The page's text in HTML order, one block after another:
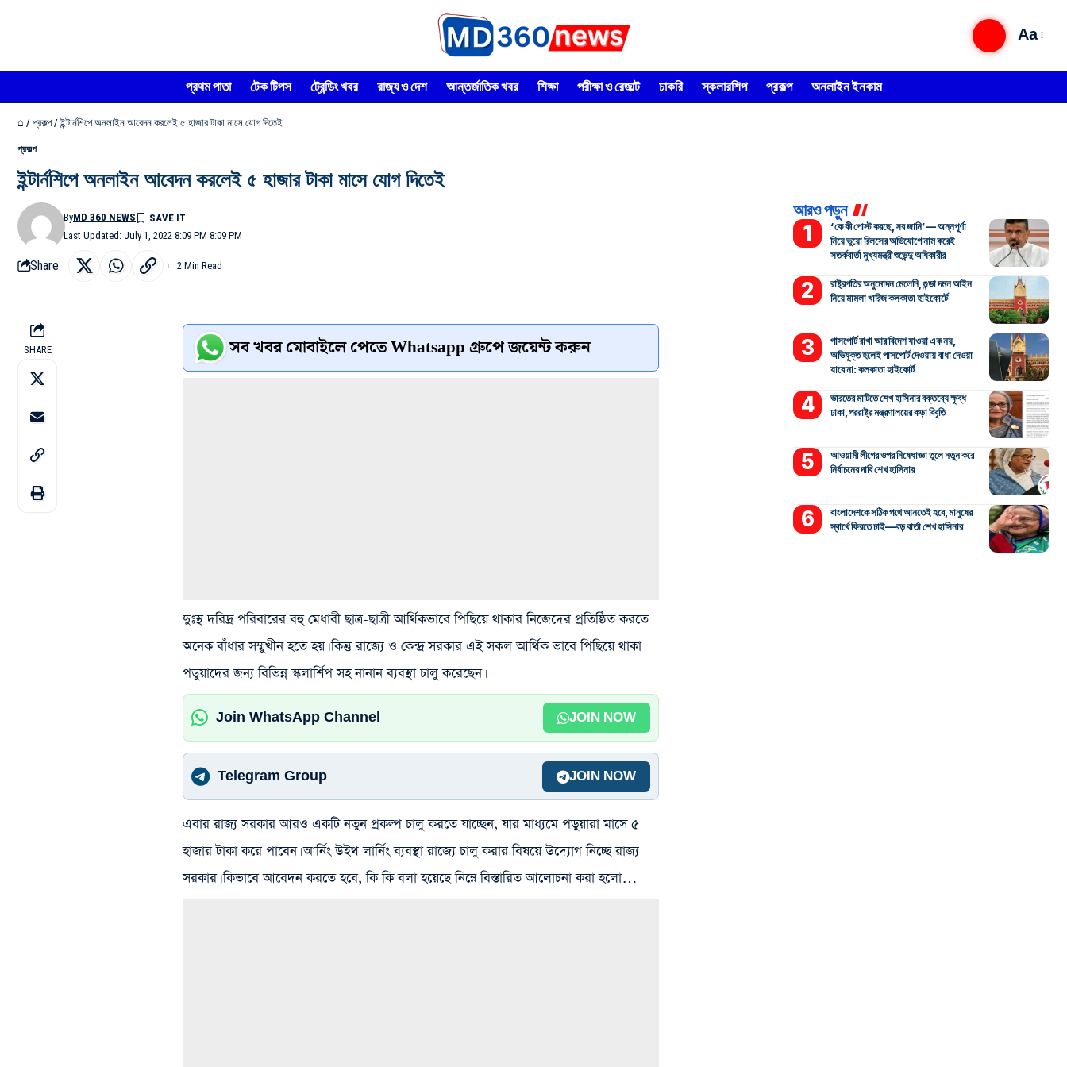
Aa
প্রথম পাতা টেক টিপস ট্রেন্ডিং খবর রাজ্য ও দেশ আন্তর্জাতিক খবর শিক্ষা পরীক্ষা ও রেজাল্ট চাকরি স্কলারশিপ প্রকল্প অনলাইন ইনকাম
⌂ / প্রকল্প/ইন্টার্নশিপে অনলাইন আবেদন করলেই ৫ হাজার টাকা মাসে যোগ দিতেই
প্রকল্প
ইন্টার্নশিপে অনলাইন আবেদন করলেই ৫ হাজার টাকা মাসে যোগ দিতেই
Last Updated: July 1, 2022 8:09 PM 8:09 PM
ByMD 360 NEWS
Share 2 Min Read
SHARE সব খবর মোবাইলে পেতে Whatsapp গ্রুপে জয়েন্ট করুন
দুঃস্থ দরিদ্র পরিবারের বহু মেধাবী ছাত্র-ছাত্রী আর্থিকভাবে পিছিয়ে থাকার নিজেদের প্রতিষ্ঠিত করতে
অনেক বাঁধার সম্মুখীন হতে হয়। কিন্তু রাজ্যে ও কেন্দ্র সরকার এই সকল আর্থিক ভাবে পিছিয়ে থাকা
পড়ুয়াদের জন্য বিভিন্ন স্কলার্শিপ সহ নানান ব্যবস্থা চালু করেছেন।
Join WhatsApp Channel JOIN NOW
Telegram Group JOIN NOW
এবার রাজ্য সরকার আরও একটি নতুন প্রকল্প চালু করতে যাচ্ছেন, যার মাধ্যমে পড়ুয়ারা মাসে ৫
হাজার টাকা করে পাবেন। আর্নিং উইথ লার্নিং ব্যবস্থা রাজ্যে চালু করার বিষয়ে উদ্যোগ নিচ্ছে রাজ্য
সরকার। কিভাবে আবেদন করতে হবে, কি কি বলা হয়েছে নিম্নে বিস্তারিত আলোচনা করা হলো…
আরও পড়ুন
‘কে কী পোস্ট করছে, সব জানি’— অন্নপূর্ণা
নিয়ে ভুয়ো রিলসের অভিযোগে নাম করেই
সতর্কবার্তা মুখ্যমন্ত্রী শুভেন্দু অধিকারীর
রাষ্ট্রপতির অনুমোদন মেলেনি, গুন্ডা দমন আইন
নিয়ে মামলা খারিজ কলকাতা হাইকোর্টে
পাসপোর্ট রাখা আর বিদেশ যাওয়া এক নয়,
অভিযুক্ত হলেই পাসপোর্ট দেওয়ায় বাধা দেওয়া
যাবে না: কলকাতা হাইকোর্ট
ভারতের মাটিতে শেখ হাসিনার বক্তব্যে ক্ষুব্ধ
ঢাকা, পররাষ্ট্র মন্ত্রণালয়ের কড়া বিবৃতি
আওয়ামী লীগের ওপর নিষেধাজ্ঞা তুলে নতুন করে
নির্বাচনের দাবি শেখ হাসিনার
বাংলাদেশকে সঠিক পথে আনতেই হবে, মানুষের
স্বার্থে ফিরতে চাই—বড় বার্তা শেখ হাসিনার